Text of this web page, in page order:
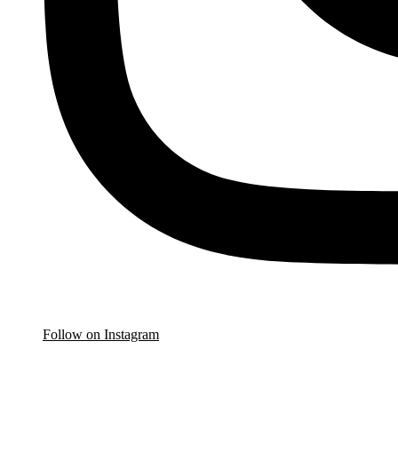
Follow on Instagram